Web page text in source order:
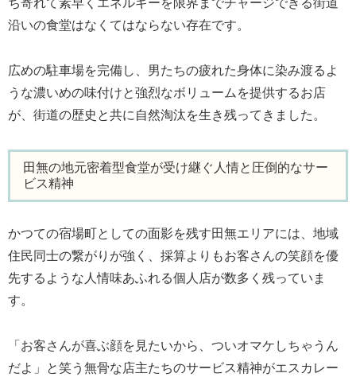
ち寄れて素早くエネルギーを限界までチャージできる街道
沿いの食堂はなくてはならない存在です。
広めの駐車場を完備し、男たちの疲れた身体に染み渡るよ
うな濃いめの味付けと強烈なボリュームを提供するお店
が、街道の歴史と共に自然淘汰を生き残ってきました。
田無の地元密着型食堂が受け継ぐ人情と圧倒的なサー
ビス精神
かつての宿場町としての面影を残す田無エリアには、地域
住民同士の繋がりが強く、採算よりもお客さんの笑顔を優
先するような人情味あふれる個人店が数多く残っていま
す。
「お客さんが喜ぶ顔を見たいから、ついオマケしちゃうん
だよ」と笑う無骨な店主たちのサービス精神がエスカレー